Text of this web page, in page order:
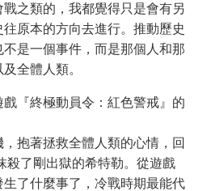
之類的，我都覺得只是會有另
原本的方向去進行。推動歷史
是一個事件，而是那個人和那
全體人類。
『終極動員令：紅色警戒』的
抱著拯救全體人類的心情，回
殺了剛出獄的希特勒。從遊戲
了什麼事了，冷戰時期最能代